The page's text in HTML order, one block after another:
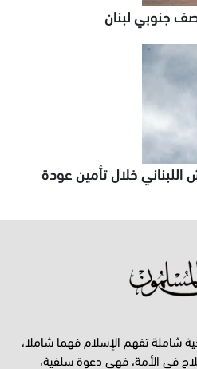
جنوبي لبنان
خلال تأمين عودة
شاملة تفهم الإسلام فهما شاملا،
في الأمة، فهي دعوة سلفية،